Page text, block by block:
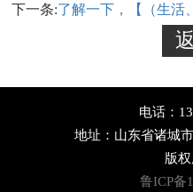
下一条:了解一下，【（生活
电话：
地址：山东省诸城
版权
鲁ICP备